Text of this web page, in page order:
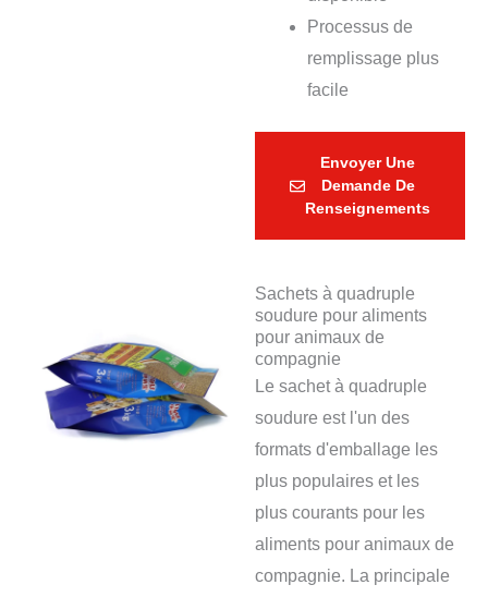
Processus de
remplissage plus
facile
Envoyer Une
Demande De
Renseignements
Sachets à quadruple
soudure pour aliments
pour animaux de
compagnie
Le sachet à quadruple
soudure est l'un des
formats d'emballage les
plus populaires et les
plus courants pour les
aliments pour animaux de
compagnie. La principale